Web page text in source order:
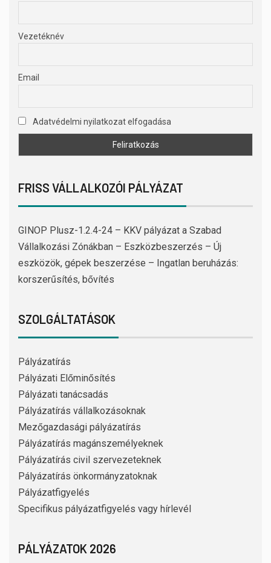
Vezetéknév
Email
Adatvédelmi nyilatkozat elfogadása
FRISS VÁLLALKOZÓI PÁLYÁZAT
GINOP Plusz-1.2.4-24 – KKV pályázat a Szabad
Vállalkozási Zónákban – Eszközbeszerzés – Új
eszközök, gépek beszerzése – Ingatlan beruházás:
korszerűsítés, bővítés
SZOLGÁLTATÁSOK
Pályázatírás
Pályázati Előminősítés
Pályázati tanácsadás
Pályázatírás vállalkozásoknak
Mezőgazdasági pályázatírás
Pályázatírás magánszemélyeknek
Pályázatírás civil szervezeteknek
Pályázatírás önkormányzatoknak
Pályázatfigyelés
Specifikus pályázatfigyelés vagy hírlevél
PÁLYÁZATOK 2026